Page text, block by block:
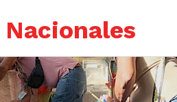
Nacionales